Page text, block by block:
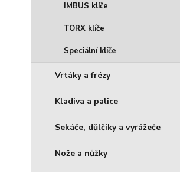
IMBUS klíče
TORX klíče
Speciální klíče
Vrtáky a frézy
Kladiva a palice
Sekáče, důlčíky a vyrážeče
Nože a nůžky